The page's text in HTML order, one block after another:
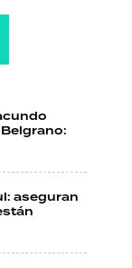
aseguran